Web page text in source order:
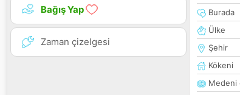
Bağış Yap
Zaman çizelgesi
Burada
Ülke
Şehir
Kökeni
Medeni